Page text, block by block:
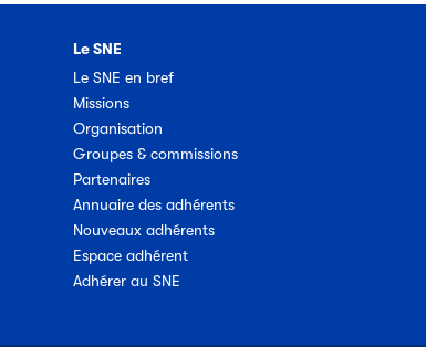
Le SNE
Le SNE en bref
Missions
Organisation
Groupes & commissions
Partenaires
Annuaire des adhérents
Nouveaux adhérents
Espace adhérent
Adhérer au SNE